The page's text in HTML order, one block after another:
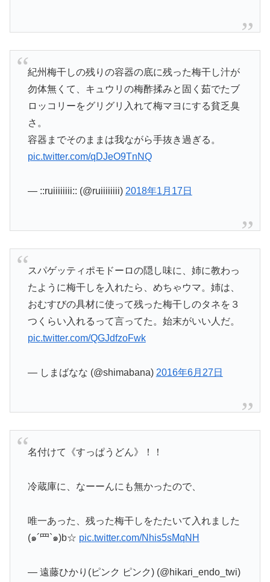
紀州梅干しの残りの容器の底に残った梅干し汁が
勿体無くて、キュウリの梅酢揉みと固く茹でたブ
ロッコリーをグリグリ入れて梅マヨにする貧乏臭
さ。
容器までそのままは我ながら手抜き過ぎる。
pic.twitter.com/qDJeO9TnNQ
— ::ruiiiiiiii:: (@ruiiiiiiii) 2018年1月17日
スパゲッティポモドーロの隠し味に、姉に教わっ
たように梅干しを入れたら、めちゃウマ。姉は、
おむすびの具材に使って残った梅干しのタネを３
つくらい入れるって言ってた。始末がいい人だ。
pic.twitter.com/QGJdfzoFwk
— しまばなな (@shimabana) 2016年6月27日
名付けて《すっぱうどん》！！
冷蔵庫に、なーーんにも無かったので、
唯一あった、残った梅干しをたたいて入れました
(๑´罒`๑)b☆ pic.twitter.com/Nhis5sMqNH
— 遠藤ひかり(ピンク ピンク) (@hikari_endo_twi)